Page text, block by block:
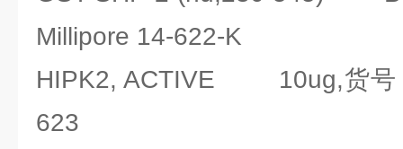
Millipore 14-622-K
HIPK2, ACTIVE 10ug,货号
623